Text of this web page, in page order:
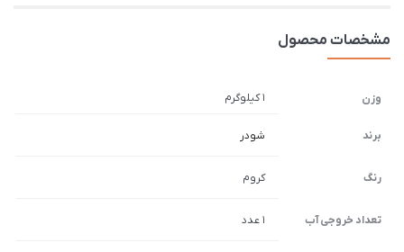
مشخصات محصول
وزن 1 کیلوگرم
برند شودر
رنگ کروم
تعداد خروجی آب 1 عدد